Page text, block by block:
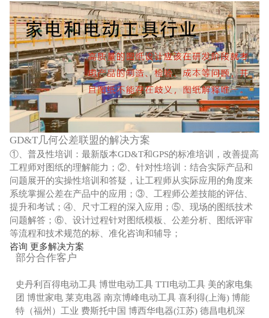
GD&T几何公差联盟的解决方案
①、普及性培训：最新版本GD&T和GPS的标准培训，改善提高
工程师对图纸的理解能力；②、针对性培训：结合实际产品和
问题展开的实操性培训和答疑，让工程师从实际应用的角度来
系统掌握公差在产品中的应用；③、工程师公差技能的评估、
提升和考试；④、尺寸工程的深入应用；⑤、现场的图纸技术
问题解答；⑥、设计过程针对图纸模板、公差分析、图纸评审
等流程和技术规范的标、准化咨询和辅导；
咨询 更多解决方案
史丹利百得电动工具 博世电动工具 TTI电动工具 美的家电集
团 博世家电 莱克电器 南京博峰电动工具 喜利得(上海) 博能
特（福州）工业 费斯托中国 博西华电器(江苏) 德昌电机深
部分合作客户